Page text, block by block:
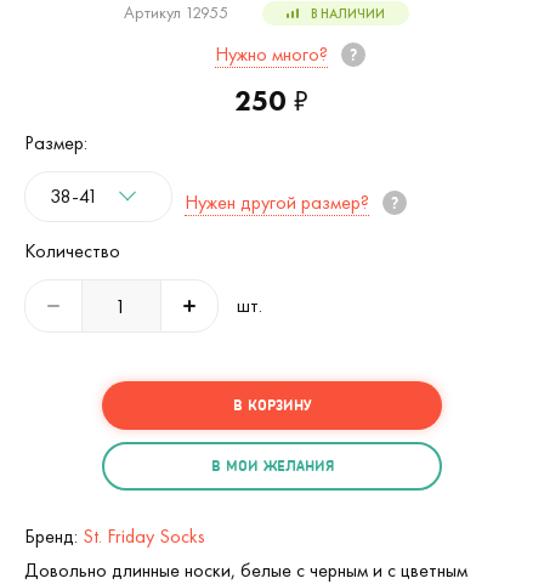
Артикул 12955 В НАЛИЧИИ
Нужно много?
250 ₽
Размер:
38-41
Нужен другой размер?
Количество
шт.
В КОРЗИНУ
В МОИ ЖЕЛАНИЯ
Бренд: St. Friday Socks
Довольно длинные носки, белые с черным и с цветным